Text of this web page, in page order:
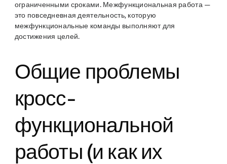
ограниченными сроками. Межфункциональная работа —
это повседневная деятельность, которую
межфункциональные команды выполняют для
достижения целей.
Общие проблемы
кросс-
функциональной
работы (и как их